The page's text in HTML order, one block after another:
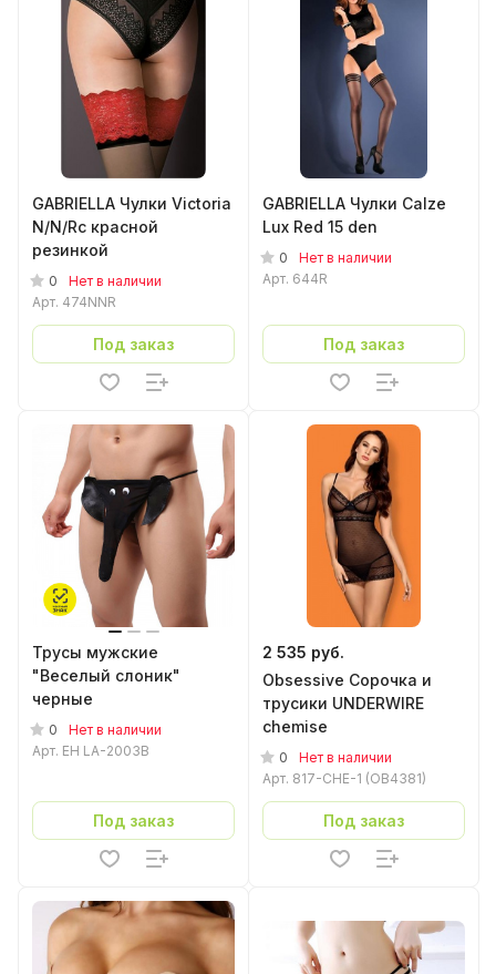
GABRIELLA Чулки Victoria
N/N/Rс красной
резинкой
0
Нет в наличии
Арт. 474NNR
Под заказ
GABRIELLA Чулки Calze
Lux Red 15 den
0
Нет в наличии
Арт. 644R
Под заказ
Трусы мужские
"Веселый слоник"
черные
0
Нет в наличии
Арт. EH LA-2003B
Под заказ
2 535 руб.
Obsessive Сорочка и
трусики UNDERWIRE
chemise
0
Нет в наличии
Арт. 817-CHE-1 (OB4381)
Под заказ